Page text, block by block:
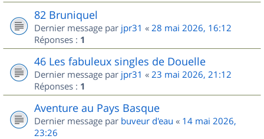
82 Bruniquel
Dernier message par jpr31 « 28 mai 2026, 16:12
Réponses : 1
46 Les fabuleux singles de Douelle
Dernier message par jpr31 « 23 mai 2026, 21:12
Réponses : 1
Aventure au Pays Basque
Dernier message par buveur d'eau « 14 mai 2026,
23:26